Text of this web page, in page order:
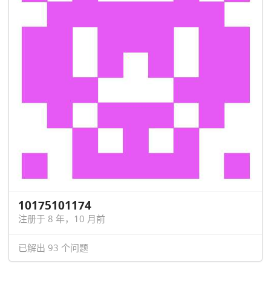
10175101174
注册于 8 年，10 月前
已解出 93 个问题